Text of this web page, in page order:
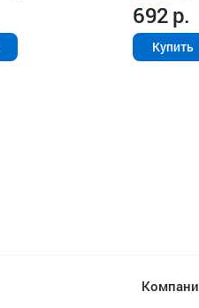
692р.
Купить